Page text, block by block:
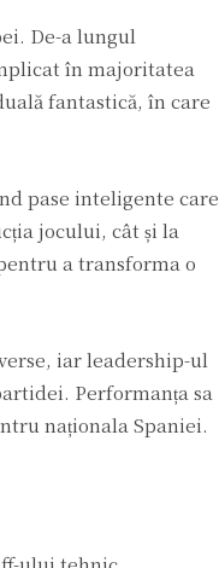
De-a lungul
în majoritatea
fantastică, în care
pase inteligente care
jocului, cât și la
a transforma o
iar leadership-ul
Performanța sa
naționala Spaniei.